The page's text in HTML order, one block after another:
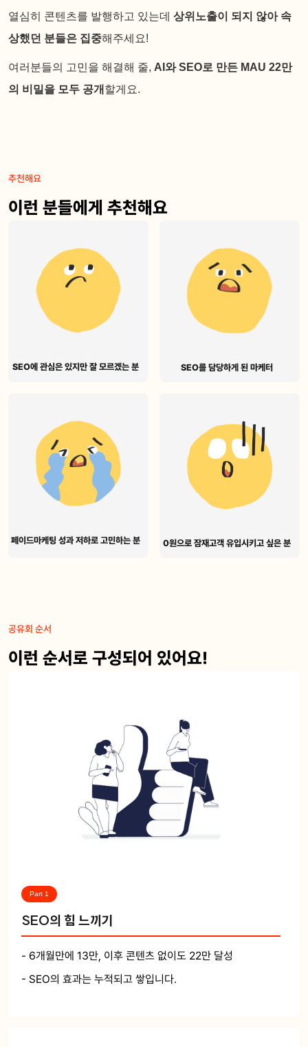
열심히 콘텐츠를 발행하고 있는데 상위노출이 되지 않아 속
상했던 분들은 집중해주세요!
여러분들의 고민을 해결해 줄, AI와 SEO로 만든 MAU 22만
의 비밀을 모두 공개 할게요.
추천해요
이런 분들에게 추천해요
SEO에 관심은 있지만 잘 모르겠는 분 SEO를 담당하게 된 마케터
페이드마케팅 성과 저하로 고민하는 분 0원으로 잠재고객 유입시키고 싶은 분
공유회 순서
이런 순서로 구성되어 있어요!
Part 1
SEO의 힘 느끼기
- 6개월만에 13만, 이후 콘텐츠 없이도 22만 달성
- SEO의 효과는 누적되고 쌓입니다.